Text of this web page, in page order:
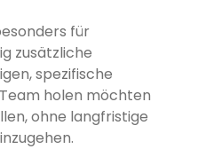
für
zusätzliche
spezifische
holen möchten
ohne langfristige